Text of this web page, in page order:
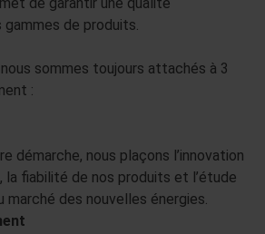
de produits.
sommes toujours attachés à 3
:
démarche, nous plaçons l’innovation
la fiabilité de nos produits et l’étude
marché des nouvelles énergies.